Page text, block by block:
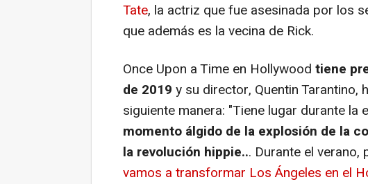
Tate, la actriz que fue asesinada por los
que además es la vecina de Rick.
Once Upon a Time en Hollywood tiene
de 2019 y su director, Quentin
siguiente manera: "Tiene lugar durante
momento álgido de la explosión de la
la revolución hippie... Durante el
vamos a transformar Los Ángeles en el